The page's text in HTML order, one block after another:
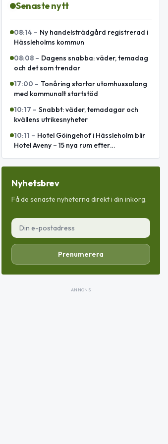
Senaste nytt
08:14 – Ny handelsträdgård registrerad i
Hässleholms kommun
08:08 – Dagens snabba: väder, temadag
och det som trendar
17:00 – Tonåring startar utomhussalong
med kommunalt startstöd
10:17 – Snabbt: väder, temadagar och
kvällens utrikesnyheter
10:11 – Hotel Göingehof i Hässleholm blir
Hotel Aveny – 15 nya rum efter
Nyhetsbrev
Få de senaste nyheterna direkt i din inkorg.
Prenumerera
ANNONS